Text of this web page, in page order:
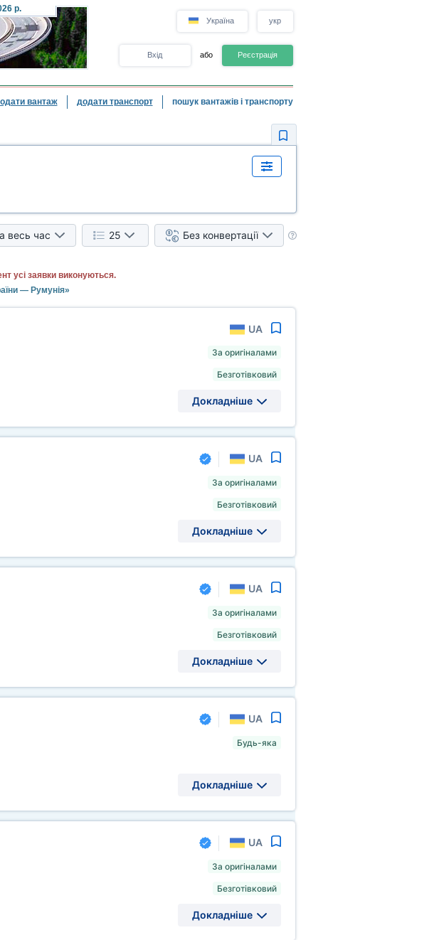
р.
Україна укр
Вхід або Реєстрація
вантаж додати транспорт пошук вантажів і транспорту
весь час 25 Без конвертації
усі заявки виконуються.
— Румунія»
UA
За оригіналами
Безготівковий
Докладніше
UA
За оригіналами
Безготівковий
Докладніше
UA
За оригіналами
Безготівковий
Докладніше
UA
Будь-яка
Докладніше
UA
За оригіналами
Безготівковий
Докладніше